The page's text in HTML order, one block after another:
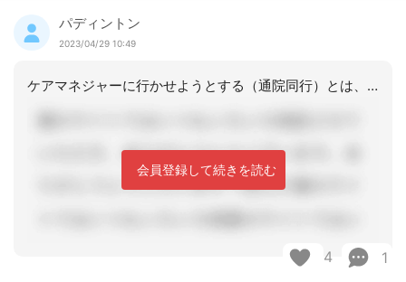
パディントン
2023/04/29 10:49
ケアマネジャーに行かせようとする（通院同行）とは、具体的にどういう支援？を希望さ
会員登録して続きを読む
4 1